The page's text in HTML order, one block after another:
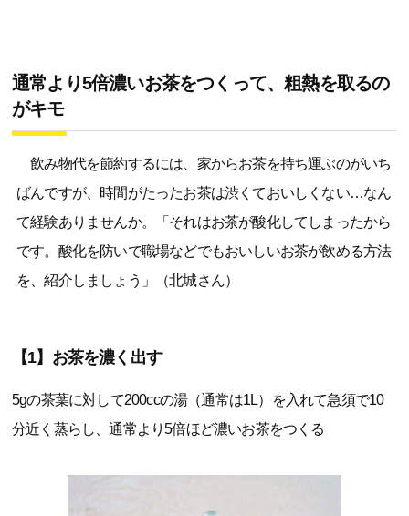
通常より5倍濃いお茶をつくって、粗熱を取るの
がキモ
飲み物代を節約するには、家からお茶を持ち運ぶのがいち
ばんですが、時間がたったお茶は渋くておいしくない…なん
て経験ありませんか。「それはお茶が酸化してしまったから
です。酸化を防いで職場などでもおいしいお茶が飲める方法
を、紹介しましょう」（北城さん）
【1】お茶を濃く出す
5gの茶葉に対して200ccの湯（通常は1L）を入れて急須で10
分近く蒸らし、通常より5倍ほど濃いお茶をつくる